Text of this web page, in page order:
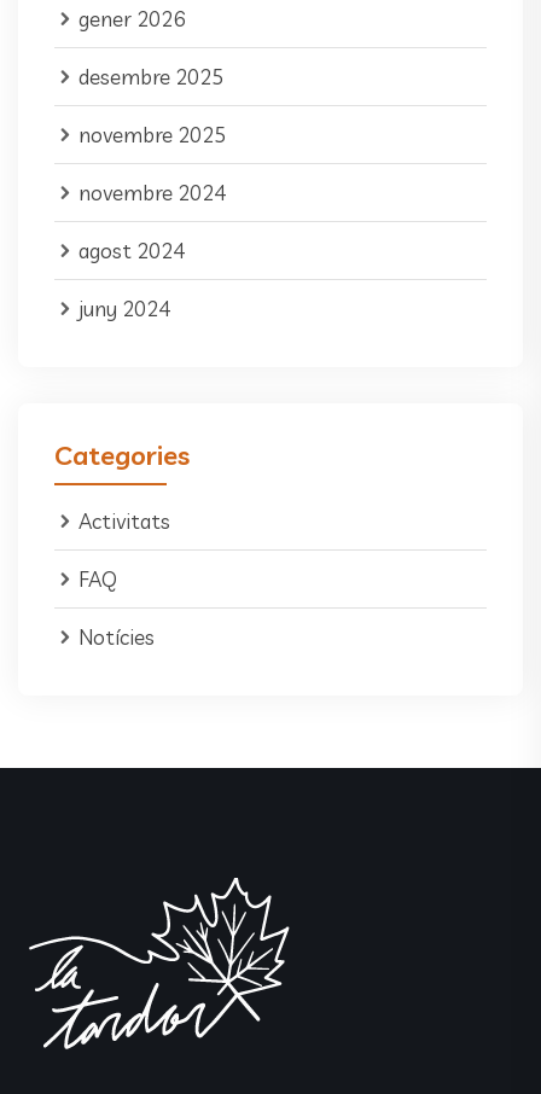
gener 2026
desembre 2025
novembre 2025
novembre 2024
agost 2024
juny 2024
Categories
Activitats
FAQ
Notícies